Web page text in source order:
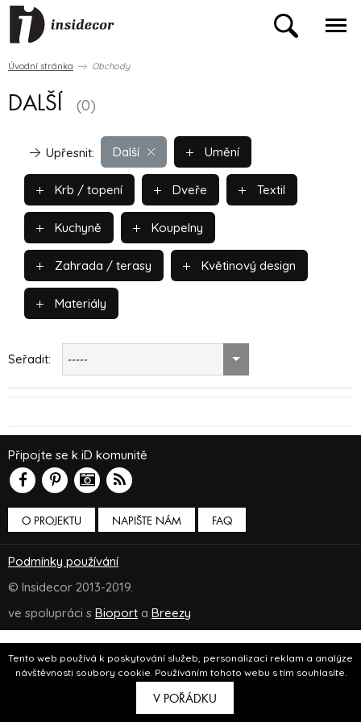
Tento web používá k poskytování služeb, personalizaci reklam a analýze
návštěvnosti soubory cookie. Používáním tohoto webu s tím souhlasíte.
V POŘÁDKU
Úvodní stránka Obchody
DALŠÍ (0)
Další
Upřesnit: Umění
Krb / topení Dveře Textil
Kuchyně Koupelny
Zahrada / terasy Květinový design
Materiály
Seřadit: -----
O PROJEKTU NAPIŠTE NÁM
Připojte se k iD komunitě
FAQ
Podmínky používání
© Insidecor 2013-2019.
ve spolupráci s Bioport a Breezy